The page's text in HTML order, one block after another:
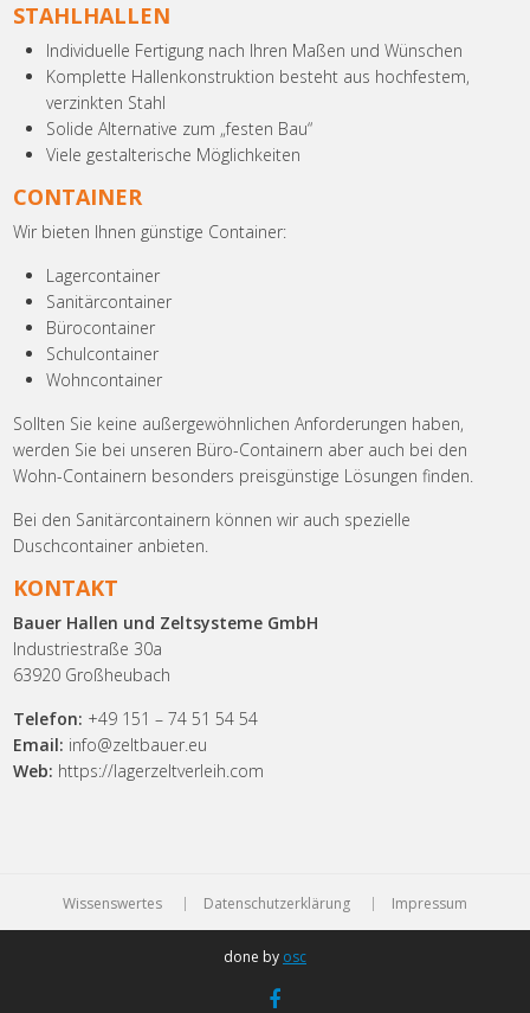
STAHLHALLEN
Individuelle Fertigung nach Ihren Maßen und Wünschen
Komplette Hallenkonstruktion besteht aus hochfestem,
verzinkten Stahl
Solide Alternative zum „festen Bau“
Viele gestalterische Möglichkeiten
CONTAINER
Wir bieten Ihnen günstige Container:
Lagercontainer
Sanitärcontainer
Bürocontainer
Schulcontainer
Wohncontainer
Sollten Sie keine außergewöhnlichen Anforderungen haben,
werden Sie bei unseren Büro-Containern aber auch bei den
Wohn-Containern besonders preisgünstige Lösungen finden.
Bei den Sanitärcontainern können wir auch spezielle
Duschcontainer anbieten.
KONTAKT
Bauer Hallen und Zeltsysteme GmbH
Industriestraße 30a
63920 Großheubach
Telefon: +49 151 – 74 51 54 54
Email: info@zeltbauer.eu
Web: https://lagerzeltverleih.com
Wissenswertes Datenschutzerklärung Impressum
done by osc